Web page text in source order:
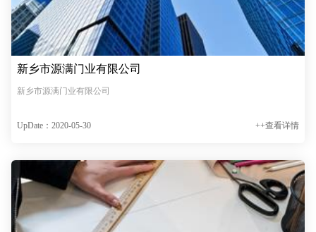
新乡市源满门业有限公司
新乡市源满门业有限公司
UpDate：2020-05-30 ++查看详情